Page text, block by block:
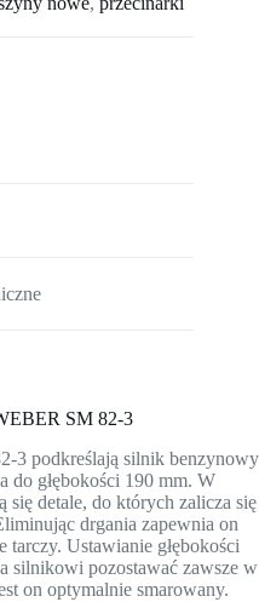
SM 82-3
3 podkreślają silnik benzynowy
do głębokości 190 mm. W
detale, do których zalicza się
drgania zapewnia on
Ustawianie głębokości
silnikowi pozostawać zawsze w
on optymalnie smarowany.